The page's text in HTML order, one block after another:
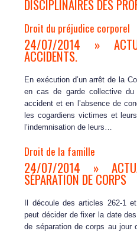
DISCIPLINAIRES DES
Droit du préjudice corporel
24/07/2014 »
ACCIDENTS.
En exécution d’un arrêt de la
en cas de garde collective
accident et en l’absence de
les cogardiens victimes et
l’indemnisation de leurs…
Droit de la famille
24/07/2014 »
SÉPARATION DE CORPS
Il découle des articles 262-1
peut décider de fixer la date
de séparation de corps au jour